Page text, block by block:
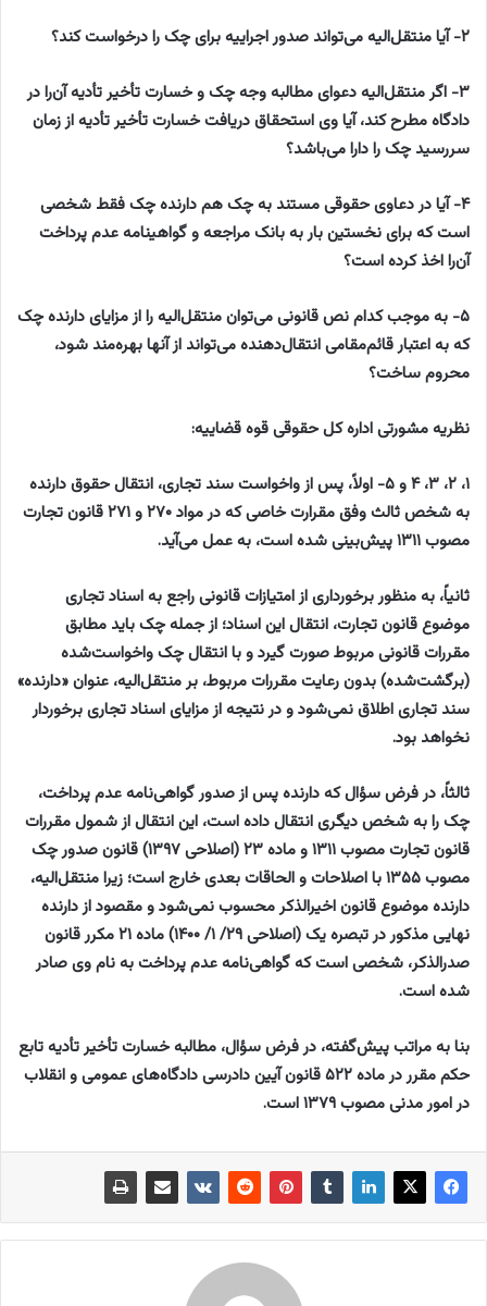
۲- آیا منتقل‌الیه می‌تواند صدور اجراییه برای چک را درخواست کند؟
۳- اگر منتقل‌الیه دعوای مطالبه وجه چک و خسارت تأخیر تأدیه آن‌را در
دادگاه مطرح کند، آیا وی استحقاق دریافت خسارت تأخیر تأدیه از زمان
سررسید چک را دارا می‌باشد؟
۴- آیا در دعاوی حقوقی مستند به چک هم دارنده چک فقط شخصی
است که برای نخستین بار به بانک مراجعه و گواهینامه عدم پرداخت
آن‌را اخذ کرده است؟
۵- به موجب کدام نص قانونی می‌توان منتقل‌الیه را از مزایای دارنده چک
که به اعتبار قائم‌مقامی انتقال‌دهنده می‌تواند از آنها بهره‌مند شود،
محروم ساخت؟
نظریه مشورتی اداره کل حقوقی قوه قضاییه:
۱، ۲، ۳، ۴ و ۵- اولاً، پس از واخواست سند تجاری، انتقال حقوق دارنده
به شخص ثالث وفق مقرارت خاصی که در مواد ۲۷۰ و ۲۷۱ قانون تجارت
مصوب ۱۳۱۱ پیش‌بینی شده است، به عمل می‌آید.
ثانیاً، به منظور برخورداری از امتیازات قانونی راجع به اسناد تجاری
موضوع قانون تجارت، انتقال این اسناد؛ از جمله چک باید مطابق
مقررات قانونی مربوط صورت گیرد و با انتقال چک واخواست‌شده
(برگشت‌شده) بدون رعایت مقررات مربوط، بر منتقل‌الیه، عنوان «دارنده»
سند تجاری اطلاق نمی‌شود و در نتیجه از مزایای اسناد تجاری برخوردار
نخواهد بود.
ثالثاً، در فرض سؤال که دارنده پس از صدور گواهی‌نامه عدم پرداخت،
چک را به شخص دیگری انتقال داده است، این انتقال از شمول مقررات
قانون تجارت مصوب ۱۳۱۱ و ماده ۲۳ (اصلاحی ۱۳۹۷) قانون صدور چک
مصوب ۱۳۵۵ با اصلاحات و الحاقات بعدی خارج است؛ زیرا منتقل‌الیه،
دارنده موضوع قانون اخیرالذکر محسوب نمی‌شود و مقصود از دارنده
نهایی مذکور در تبصره یک (اصلاحی ۲۹/ ۱/ ۱۴۰۰) ماده ۲۱ مکرر قانون
صدرالذکر، شخصی است که گواهی‌نامه عدم پرداخت به نام وی صادر
شده است.
بنا به مراتب پیش‌گفته، در فرض سؤال، مطالبه خسارت تأخیر تأدیه تابع
حکم مقرر در ماده ۵۲۲ قانون آیین دادرسی دادگاه‌های عمومی و انقلاب
در امور مدنی مصوب ۱۳۷۹ است.